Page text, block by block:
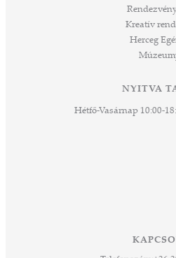
Kreatív
Herceg
NYITVA
Hétfő-Vasárnap 10:00-